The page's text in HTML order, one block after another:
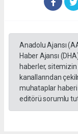
Anadolu Ajansı
Haber Ajansı
haberler,
kanallarından
muhataplar
editörü sorumlu